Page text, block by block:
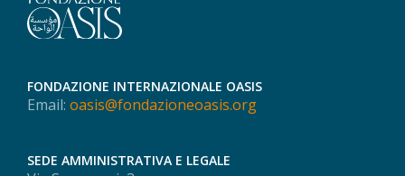
FONDAZIONE INTERNAZIONALE OASIS
Email: oasis@fondazioneoasis.org
SEDE AMMINISTRATIVA E LEGALE